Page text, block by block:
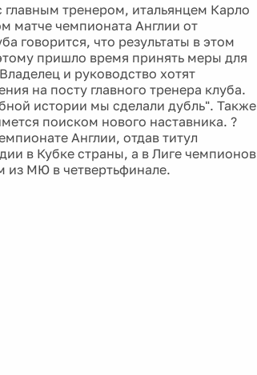
тренером, итальянцем Карло
матче чемпионата Англии от
говорится, что результаты в этом
пришло время принять меры для
и руководство хотят
на посту главного тренера клуба.
истории мы сделали дубль". Также
поиском нового наставника. ?
Англии, отдав титул
в Кубке страны, а в Лиге чемпионов
МЮ в четвертьфинале.